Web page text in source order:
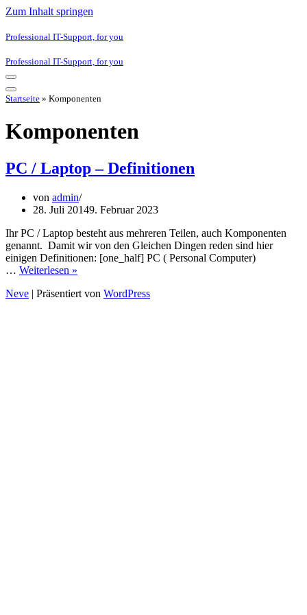
Zum Inhalt springen
Professional IT-Support, for you
Professional IT-Support, for you
Navigationsmenü
Navigationsmenü
Startseite » Komponenten
Komponenten
PC / Laptop – Definitionen
von admin
28. Juli 20149. Februar 2023
Ihr PC / Laptop besteht aus mehreren Teilen, auch Komponenten
genannt. Damit wir von den Gleichen Dingen reden sind hier
einigen Definitionen: [one_half] PC ( Personal Computer)
… Weiterlesen »
Laptop
Neve | Präsentiert von WordPress